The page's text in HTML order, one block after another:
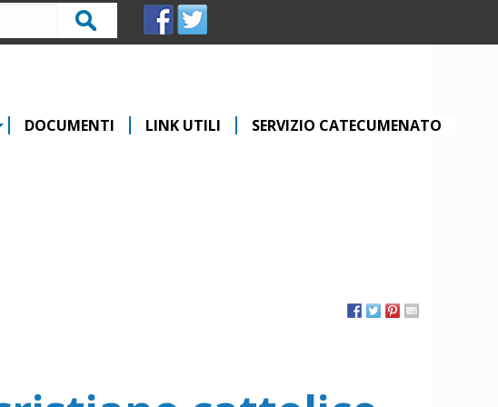
Cerca
DOCUMENTI LINK UTILI SERVIZIO CATECUMENATO